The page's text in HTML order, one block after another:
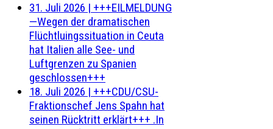
31. Juli 2026 | +++EILMELDUNG
—Wegen der dramatischen
Flüchtluingssituation in Ceuta
hat Italien alle See- und
Luftgrenzen zu Spanien
geschlossen+++
18. Juli 2026 | +++CDU/CSU-
Fraktionschef Jens Spahn hat
seinen Rücktritt erklärt+++ .In